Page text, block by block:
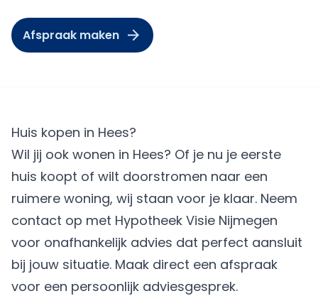
Afspraak maken
Huis kopen in Hees?
Wil jij ook wonen in Hees? Of je nu je eerste
huis koopt of wilt doorstromen naar een
ruimere woning, wij staan voor je klaar. Neem
contact op met Hypotheek Visie Nijmegen
voor onafhankelijk advies dat perfect aansluit
bij jouw situatie. Maak direct een afspraak
voor een persoonlijk adviesgesprek.